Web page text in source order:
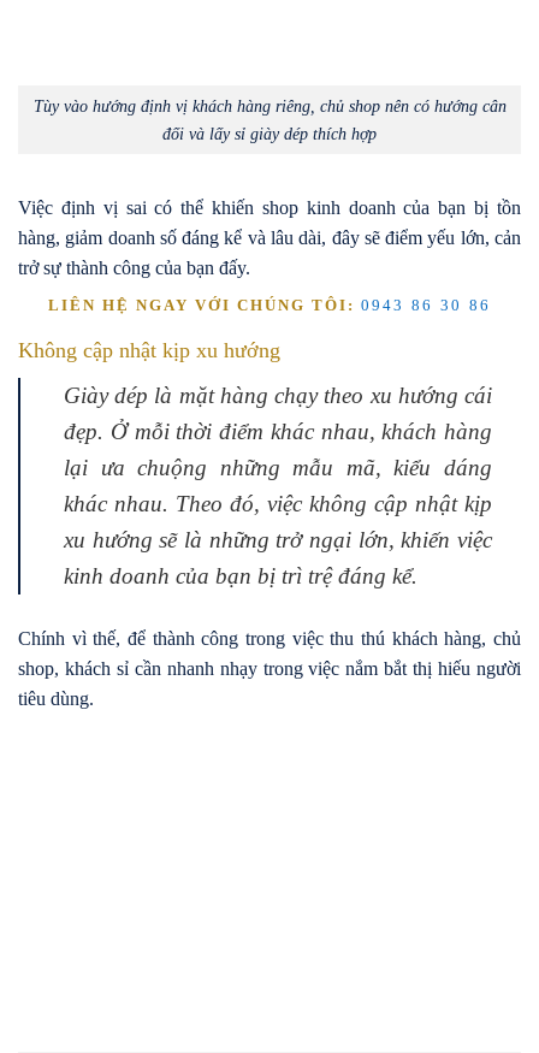
Tùy vào hướng định vị khách hàng riêng, chủ shop nên có hướng cân
đối và lấy sỉ giày dép thích hợp
Việc định vị sai có thể khiến shop kinh doanh của bạn bị tồn
hàng, giảm doanh số đáng kể và lâu dài, đây sẽ điểm yếu lớn, cản
trở sự thành công của bạn đấy.
LIÊN HỆ NGAY VỚI CHÚNG TÔI: 0943 86 30 86
Không cập nhật kịp xu hướng
Giày dép là mặt hàng chạy theo xu hướng cái
đẹp. Ở mỗi thời điểm khác nhau, khách hàng
lại ưa chuộng những mẫu mã, kiểu dáng
khác nhau. Theo đó, việc không cập nhật kịp
xu hướng sẽ là những trở ngại lớn, khiến việc
kinh doanh của bạn bị trì trệ đáng kể.
Chính vì thế, để thành công trong việc thu thú khách hàng, chủ
shop, khách sỉ cần nhanh nhạy trong việc nắm bắt thị hiếu người
tiêu dùng.